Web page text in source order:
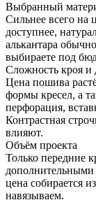
Выбранный
Сильнее всего на
доступнее,
алькантара
выбираете под
Сложность кроя и
Цена пошива
формы кресел, а
перфорация,
Контрастная
влияют.
Объём проекта
Только передние
цена собирается
навязываем.